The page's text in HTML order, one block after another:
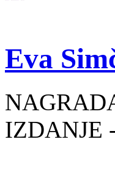
Eva
IZDANJE